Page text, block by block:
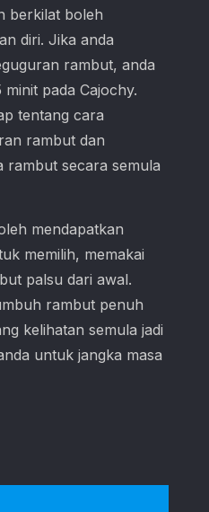
berkilat boleh
diri. Jika anda
rambut, anda
pada Cajochy.
tentang cara
rambut dan
rambut secara semula
mendapatkan
memilih, memakai
palsu dari awal.
rambut penuh
kelihatan semula jadi
untuk jangka masa